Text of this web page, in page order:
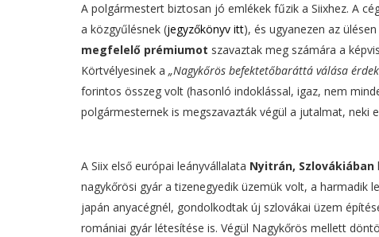
A polgármestert biztosan jó emlékek fűzik a Siixhez. A
a közgyűlésnek (jegyzőkönyv itt), és ugyanezen az
megfelelő prémiumot szavaztak meg számára a
Körtvélyesinek a „Nagykőrös befektetőbaráttá válása
forintos összeg volt (hasonló indoklással, igaz, nem
polgármesternek is megszavazták végül a jutalmat, neki
A Siix első európai leányvállalata Nyitrán, Szlovákiában
nagykőrösi gyár a tizenegyedik üzemük volt, a harmadik
japán anyacégnél, gondolkodtak új szlovákai üzem
romániai gyár létesítése is. Végül Nagykőrös mellett